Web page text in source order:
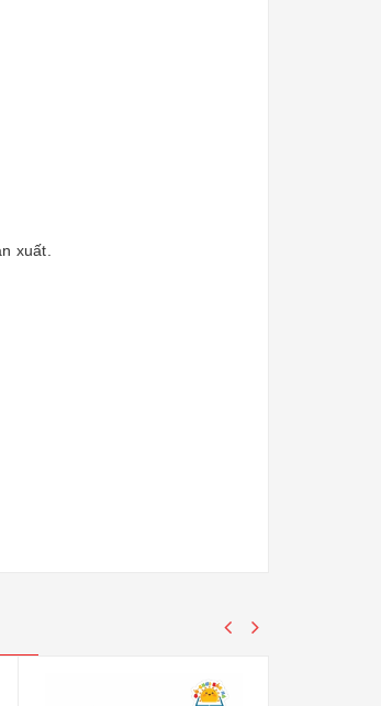
xuất.